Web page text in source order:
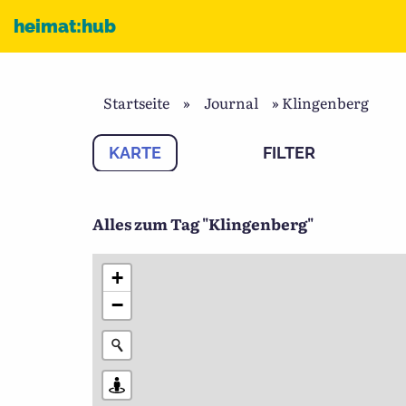
heimat:hub
Startseite » Journal » Klingenberg
KARTE FILTER
Alles zum Tag "Klingenberg"
+
−